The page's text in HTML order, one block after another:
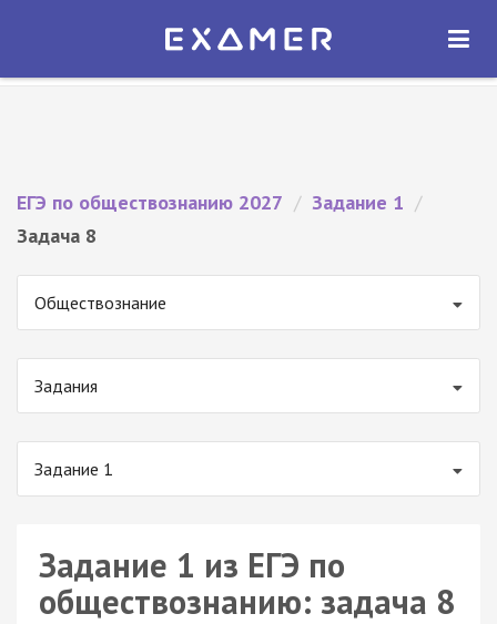
Экзамер — ЕГЭ 2027
ОТКРЫТЬ
ЕГЭ по обществознанию 2027 / Задание 1 /
Задача 8
Обществознание
Задания
Задание 1
Задание 1 из ЕГЭ по
обществознанию: задача 8